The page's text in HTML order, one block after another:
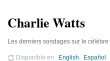
Charlie Watts
Les derniers sondages sur le
Disponible en English Español